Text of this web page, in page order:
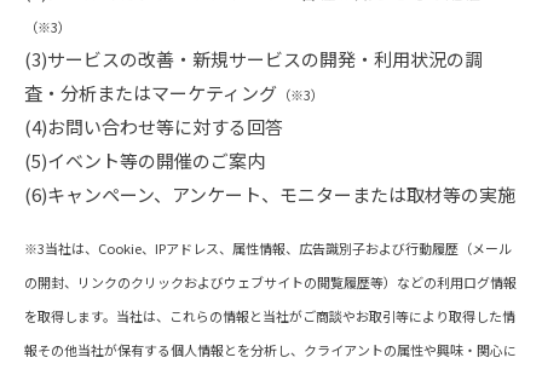
（※3）
(3)サービスの改善・新規サービスの開発・利用状況の調
査・分析またはマーケティング （※3）
(4)お問い合わせ等に対する回答
(5)イベント等の開催のご案内
(6)キャンペーン、アンケート、モニターまたは取材等の実施
※3当社は、Cookie、IPアドレス、属性情報、広告識別子および行動履歴（メール
の開封、リンクのクリックおよびウェブサイトの閲覧履歴等）などの利用ログ情報
を取得します。当社は、これらの情報と当社がご商談やお取引等により取得した情
報その他当社が保有する個人情報とを分析し、クライアントの属性や興味・関心に